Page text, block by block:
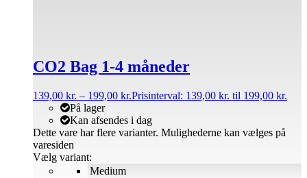
CO2 Bag 1-4 måneder
139,00 kr. – 199,00 kr.Prisinterval: 139,00 kr. til 199,00 kr.
På lager
Kan afsendes i dag
Vælg variant:
Dette vare har flere varianter. Mulighederne kan vælges på
varesiden
Medium